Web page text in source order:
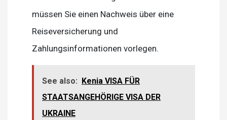
müssen Sie einen Nachweis über eine
Reiseversicherung und
Zahlungsinformationen vorlegen.
See also:
Kenia VISA FÜR
STAATSANGEHÖRIGE VISA DER
UKRAINE